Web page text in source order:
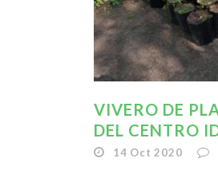
VIVERO DE
DEL CENTRO
14 Oct 2020